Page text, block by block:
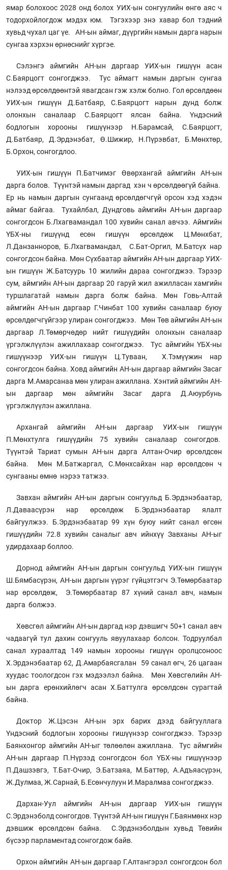
ямар болохоос 2028 онд болох УИХ-ын сонгуулийн өнгө аяс ч
тодорхойлогдож мэдэх юм. Тэгэхээр энэ хавар бол тэдний
хувьд чухал цаг үе. АН-ын аймаг, дүүргийн намын дарга нарын
сунгаа хэрхэн өрнөснийг хүргэе.
Сэлэнгэ аймгийн АН-ын даргаар УИХ-ын гишүүн асан
С.Баярцогт сонгогджээ. Тус аймагт намын даргын сунгаа
нэлээд өрсөлдөөнтэй явагдсан гэж хэлж болно. Гол өрсөлдөөн
УИХ-ын гишүүн Д.Батбаяр, С.Баярцогт нарын дунд болж
олонхын саналаар С.Баярцогт ялсан байна. Үндэсний
бодлогын хорооны гишүүнээр Н.Барамсай, С.Баярцогт,
Д.Батбаяр, Д.Эрдэнэбат, Ө.Шижир, Н.Пүрэвбат, Б.Мөнхтөр,
Б.Орхон, сонгогдлоо.
УИХ-ын гишүүн П.Батчимэг Өвөрхангай аймгийн АН-ын
дарга болов. Түүнтэй намын даргад хэн ч өрсөлдөөгүй байна.
Ер нь намын даргын сунгаанд өрсөлдөгчгүй орсон хэд хэдэн
аймаг байгаа. Тухайлбал, Дундговь аймгийн АН-ын даргаар
сонгогдсон Б.Лхагвамандал 100 хувийн санал авчээ. Аймгийн
ҮБХ-ны гишүүнд есөн гишүүн өрсөлдөж Ц.Мөнхбат,
Л.Данзанноров, Б.Лхагвамандал, С.Бат-Оргил, М.Батсүх нар
сонгогдсон байна. Мөн Сүхбаатар аймгийн АН-ын даргаар УИХ-
ын гишүүн Ж.Батсуурь 10 жилийн дараа сонгогджээ. Тэрээр
сум, аймгийн АН-ын даргаар 20 гаруй жил ажилласан хамгийн
туршлагатай намын дарга болж байна. Мөн Говь-Алтай
аймгийн АН-ын даргаар Г.Чинбат 100 хувийн саналаар буюу
өрсөлдөгчгүйгээр улиран сонгогджээ. Мөн Төв аймгийн АН-ын
даргаар Л.Төмөрчөдөр нийт гишүүдийн олонхын саналаар
үргэлжлүүлэн ажиллахаар сонгогджээ. Тус аймгийн ҮБХ-ны
гишүүнээр УИХ-ын гишүүн Ц.Туваан, Х.Тэмүүжин нар
сонгогдсон байна. Ховд аймгийн АН-ын даргаар аймгийн Засаг
дарга М.Амарсанаа мөн улиран ажиллана. Хэнтий аймгийн АН-
ын даргаар мөн аймгийн Засаг дарга Д.Аюурбунь
үргэлжлүүлэн ажиллана.
Архангай аймгийн АН-ын даргаар УИХ-ын гишүүн
П.Мөнхтулга гишүүдийн 75 хувийн саналаар сонгогдов.
Түүнтэй Тариат сумын АН-ын дарга Алтан-Очир өрсөлдсөн
байна. Мөн М.Батжаргал, С.Мөнхсайхан нар өрсөлдсөн ч
сунгааны өмнө нэрээ татжээ.
Завхан аймгийн АН-ын даргын сонгуульд Б.Эрдэнэбаатар,
Л.Даваасүрэн нар өрсөлдөж Б.Эрдэнэбаатар ялалт
байгуулжээ. Б.Эрдэнэбаатар 99 хүн буюу нийт санал өгсөн
гишүүдийн 72.8 хувийн саналыг авч ийнхүү Завханы АН-ыг
удирдахаар боллоо.
Дорнод аймгийн АН-ын даргын сонгуульд УИХ-ын гишүүн
Ш.Бямбасүрэн, АН-ын даргын үүрэг гүйцэтгэгч Э.Төмөрбаатар
нар өрсөлдөж, Э.Төмөрбаатар 87 хүний санал авч, намын
дарга болжээ.
Хөвсгөл аймгийн АН-ын даргад нэр дэвшигч 50+1 санал авч
чадаагүй тул дахин сонгууль явуулахаар болсон. Тодруулбал
санал хураалтад 149 намын хорооны гишүүн оролцсоноос
Х.Эрдэнэбаатар 62, Д.Амарбаясгалан 59 санал өгч, 26 цагаан
хуудас тоологдсон гэх мэдээлэл байна. Мөн Хөвсгөлийн АН-
ын дарга ерөнхийлөгч асан Х.Баттулга өрсөлдсөн сурагтай
байна.
Доктор Ж.Цэсэн АН-ын эрх барих дээд байгууллага
Үндэсний бодлогын хорооны гишүүнээр сонгогджээ. Тэрээр
Баянхонгор аймгийн АН-ыг төлөөлөн ажиллана. Тус аймгийн
АН-ын даргаар П.Нүрзэд сонгогдсон бол ҮБХ-ны гишүүнээр
П.Дашзэвгэ, Т.Бат-Очир, Э.Батзаяа, М.Баттөр, А.Адъяасүрэн,
Ж.Дулмаа, Ж.Сарнай, Б.Есөнчулуун И.Маралмаа сонгогджээ.
Дархан-Уул аймгийн АН-ын даргаар УИХ-ын гишүүн
С.Эрдэнэболд сонгогдов. Түүнтэй АН-ын гишүүн Г.Баянмөнх нэр
дэвшиж өрсөлдсөн байна. С.Эрдэнэболдын хувьд Төвийн
бүсээр парламентад сонгогдож байв.
Орхон аймгийн АН-ын даргаар Г.Алтангэрэл сонгогдсон бол